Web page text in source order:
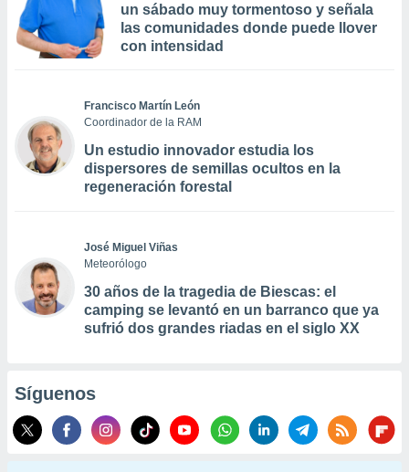
un sábado muy tormentoso y señala
las comunidades donde puede llover
con intensidad
Francisco Martín León
Coordinador de la RAM
Un estudio innovador estudia los
dispersores de semillas ocultos en la
regeneración forestal
José Miguel Viñas
Meteorólogo
30 años de la tragedia de Biescas: el
camping se levantó en un barranco que ya
sufrió dos grandes riadas en el siglo XX
Síguenos